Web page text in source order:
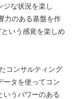
ジな状況を楽し
力のある基盤を作
いう感覚を楽しめ
コンサルティング
ータを使ってコン
いうパワーのある